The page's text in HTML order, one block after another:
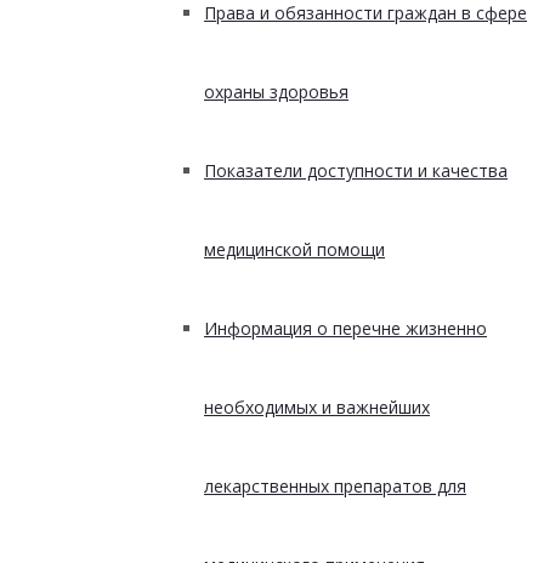
Права и обязанности граждан в сфере
охраны здоровья
Показатели доступности и качества
медицинской помощи
Информация о перечне жизненно
необходимых и важнейших
лекарственных препаратов для